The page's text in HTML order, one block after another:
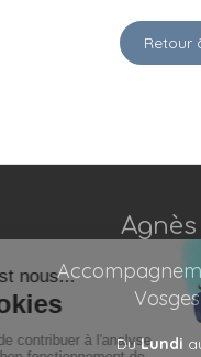
Retour
DuLundi